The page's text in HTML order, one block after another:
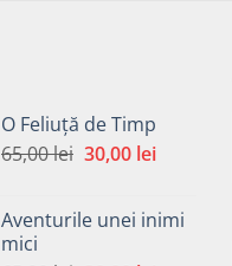
O Feliuță de Timp
65,00lei Prețul
fost:
30,00 leiPrețul
30,00 lei.
Aventurile unei inimi
mici